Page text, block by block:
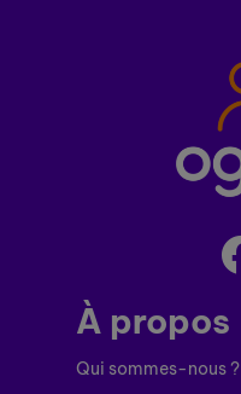
À propos
Qui sommes-nous ?